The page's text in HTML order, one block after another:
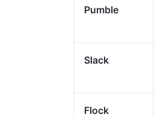
Pumble
Slack
Flock